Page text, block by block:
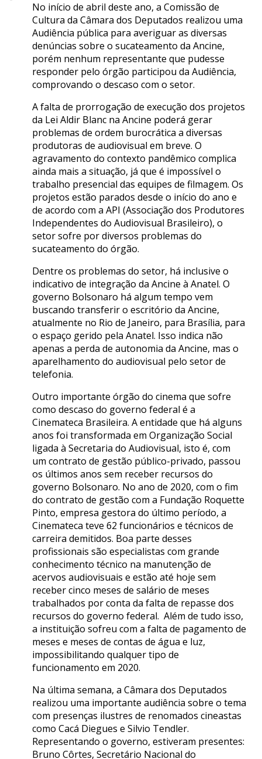
No início de abril deste ano, a Comissão de
Cultura da Câmara dos Deputados realizou uma
Audiência pública para averiguar as diversas
denúncias sobre o sucateamento da Ancine,
porém nenhum representante que pudesse
responder pelo órgão participou da Audiência,
comprovando o descaso com o setor.
A falta de prorrogação de execução dos projetos
da Lei Aldir Blanc na Ancine poderá gerar
problemas de ordem burocrática a diversas
produtoras de audiovisual em breve. O
agravamento do contexto pandêmico complica
ainda mais a situação, já que é impossível o
trabalho presencial das equipes de filmagem. Os
projetos estão parados desde o início do ano e
de acordo com a API (Associação dos Produtores
Independentes do Audiovisual Brasileiro), o
setor sofre por diversos problemas do
sucateamento do órgão.
Dentre os problemas do setor, há inclusive o
indicativo de integração da Ancine à Anatel. O
governo Bolsonaro há algum tempo vem
buscando transferir o escritório da Ancine,
atualmente no Rio de Janeiro, para Brasília, para
o espaço gerido pela Anatel. Isso indica não
apenas a perda de autonomia da Ancine, mas o
aparelhamento do audiovisual pelo setor de
telefonia.
Outro importante órgão do cinema que sofre
como descaso do governo federal é a
Cinemateca Brasileira. A entidade que há alguns
anos foi transformada em Organização Social
ligada à Secretaria do Audiovisual, isto é, com
um contrato de gestão público-privado, passou
os últimos anos sem receber recursos do
governo Bolsonaro. No ano de 2020, com o fim
do contrato de gestão com a Fundação Roquette
Pinto, empresa gestora do último período, a
Cinemateca teve 62 funcionários e técnicos de
carreira demitidos. Boa parte desses
profissionais são especialistas com grande
conhecimento técnico na manutenção de
acervos audiovisuais e estão até hoje sem
receber cinco meses de salário de meses
trabalhados por conta da falta de repasse dos
recursos do governo federal. Além de tudo isso,
a instituição sofreu com a falta de pagamento de
meses e meses de contas de água e luz,
impossibilitando qualquer tipo de
funcionamento em 2020.
Na última semana, a Câmara dos Deputados
realizou uma importante audiência sobre o tema
com presenças ilustres de renomados cineastas
como Cacá Diegues e Silvio Tendler.
Representando o governo, estiveram presentes:
Bruno Côrtes, Secretário Nacional do